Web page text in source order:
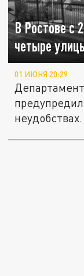
В Ростове с
четыре
01 ИЮНЯ 20:29
неудобствах.